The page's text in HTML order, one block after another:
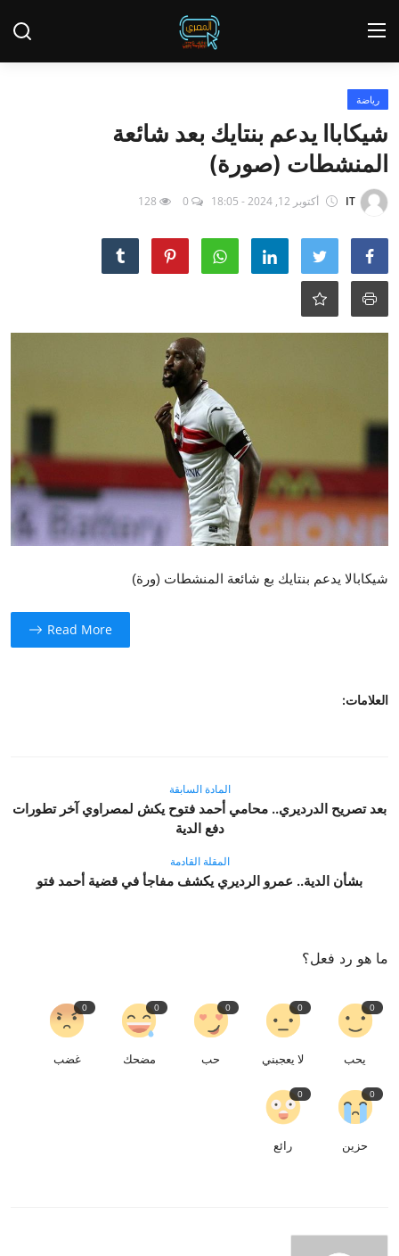
تسجيل الدخول
الئيسية
تقاير الصري
Contact
أخبار
محافظات
الفن
رياضة
تكنولوجيا
مقالات
رياضة
شيكاباا يدعم بنتايك بعد شائعة
المنشطات (صورة)
IT أكتوبر 12, 2024 - 18:05
شيكابالا يدعم بنتايك بع شائعة المنشطات (ورة)
Read More
العلامات:
المادة السابقة
بعد تصريح الدرديري.. محامي أحمد فتوح يكش لمصراوي آخر تطورات
دفع الدية
المقلة القادمة
بشأن الدية.. عمرو الرديري يكشف مفاجأ في قضية أحمد فتو
ما هو رد فعل؟
0
يحب
0
لا يعجبني
0
حب
0
مضحك
0
غضب
0
حزين
0
رائع